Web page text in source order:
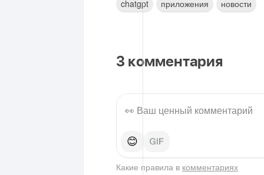
chatgpt приложения новости
3 комментария
😊
Какие правила в комментариях